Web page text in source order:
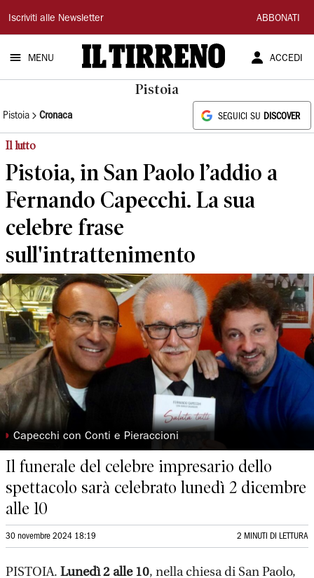
Il
Tirreno
Iscriviti alle Newsletter ABBONATI
MENU ACCEDI
Pistoia
Pistoia Cronaca SEGUICI SU DISCOVER
Il lutto
Pistoia, in San Paolo l’addio a
Fernando Capecchi. La sua
celebre frase
sull'intrattenimento
◗ Capecchi con Conti e Pieraccioni
Il funerale del celebre impresario dello
spettacolo sarà celebrato lunedì 2 dicembre
alle 10
30 novembre 2024 18:19 2 MINUTI DI LETTURA
PISTOIA. Lunedì 2 alle 10, nella chiesa di San Paolo,